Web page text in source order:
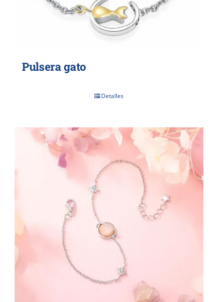
Pulsera gato
Detalles